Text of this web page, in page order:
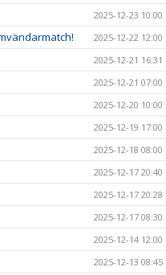
2025-12-23 10:00
2025-12-22 12:00
2025-12-21 16:31
2025-12-21 07:00
2025-12-20 10:00
2025-12-19 17:00
2025-12-18 08:00
2025-12-17 20:40
2025-12-17 20:28
2025-12-17 08:30
2025-12-14 12:00
2025-12-13 08:45